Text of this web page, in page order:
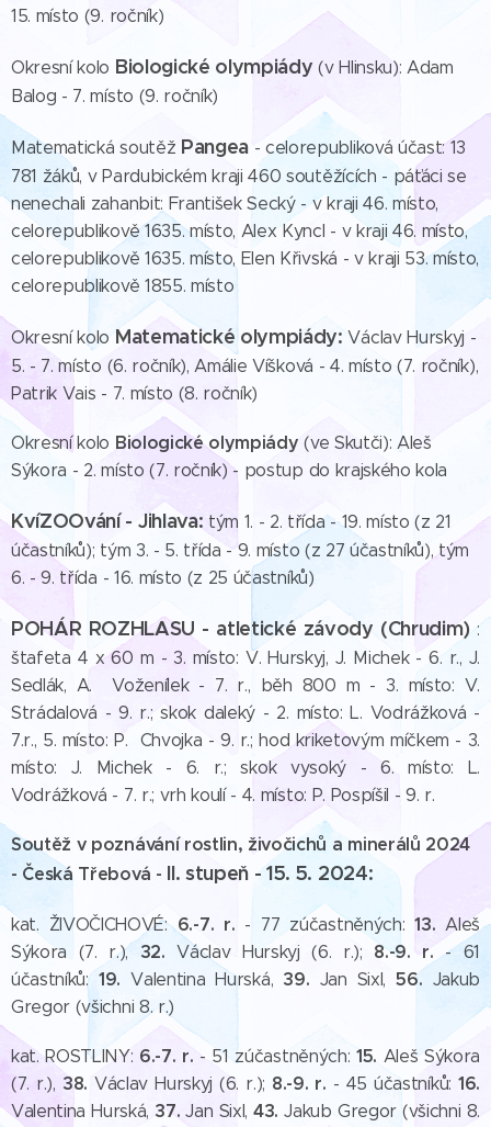
15. místo (9. ročník)
Okresní kolo Biologické olympiády (v Hlinsku): Adam
Balog - 7. místo (9. ročník)
Matematická soutěž Pangea - celorepubliková účast: 13
781 žáků, v Pardubickém kraji 460 soutěžících - páťáci se
nenechali zahanbit: František Secký - v kraji 46. místo,
celorepublikově 1635. místo, Alex Kyncl - v kraji 46. místo,
celorepublikově 1635. místo, Elen Křivská - v kraji 53. místo,
celorepublikově 1855. místo
Okresní kolo Matematické olympiády: Václav Hurskyj -
5. - 7. místo (6. ročník), Amálie Víšková - 4. místo (7. ročník),
Patrik Vais - 7. místo (8. ročník)
Okresní kolo Biologické olympiády (ve Skutči): Aleš
Sýkora - 2. místo (7. ročník) - postup do krajského kola
KvíZOOvání - Jihlava: tým 1. - 2. třída - 19. místo (z 21
účastníků); tým 3. - 5. třída - 9. místo (z 27 účastníků), tým
6. - 9. třída - 16. místo (z 25 účastníků)
POHÁR ROZHLASU - atletické závody (Chrudim):
štafeta 4 x 60 m - 3. místo: V. Hurskyj, J. Michek - 6. r., J.
Sedlák, A. Voženílek - 7. r., běh 800 m - 3. místo: V.
Strádalová - 9. r.; skok daleký - 2. místo: L. Vodrážková -
7.r., 5. místo: P. Chvojka - 9. r.; hod kriketovým míčkem - 3.
místo: J. Michek - 6. r.; skok vysoký - 6. místo: L.
Vodrážková - 7. r.; vrh koulí - 4. místo: P. Pospíšil - 9. r.
Soutěž v poznávání rostlin, živočichů a minerálů 2024
- Česká Třebová - II. stupeň - 15. 5. 2024:
kat. ŽIVOČICHOVÉ:6.-7. r. - 77 zúčastněných:13.Aleš
Sýkora (7. r.), 32.Václav Hurskyj (6. r.); 8.-9. r. - 61
účastníků: 19.Valentina Hurská, 39. Jan Sixl,56. Jakub
Gregor (všichni 8. r.)
kat. ROSTLINY: 6.-7. r. - 51 zúčastněných: 15. Aleš Sýkora
(7. r.), 38. Václav Hurskyj (6. r.); 8.-9. r. - 45 účastníků: 16.
Valentina Hurská, 37.Jan Sixl,43.Jakub Gregor (všichni 8.